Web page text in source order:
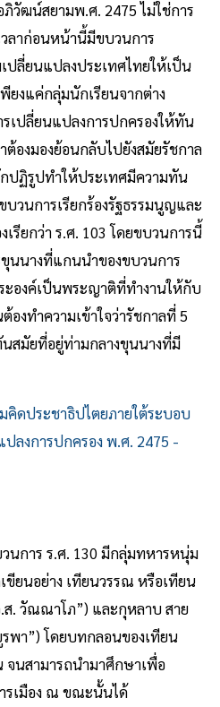
วัฒน์สยามพ.ศ. 2475 ไม่ใช่การ
ลาก่อนหน้านี้มีขบวนการ
ปลี่ยนแปลงประเทศไทยให้เป็น
ยงแค่กลุ่มนักเรียนจากต่าง
เปลี่ยนแปลงการปกครองให้ทัน
องมองย้อนกลับไปยังสมัยรัชกาล
ปฏิรูปทำให้ประเทศมีความทัน
วนการเรียกร้องรัฐธรรมนูญและ
รียกว่า ร.ศ. 103 โดยขบวนการนี้
นนางที่แกนนำของขบวนการ
ะองค์เป็นพระญาติที่ทำงานให้กับ
งทำความเข้าใจว่ารัชกาลที่ 5
สมัยที่อยู่ท่ามกลางขุนนางที่มี
คิดประชาธิปไตยภายใต้ระบอบ
ลงการปกครอง พ.ศ. 2475 -
นการ ร.ศ. 130 มีกลุ่มทหารหนุ่ม
ยนอย่าง เทียนวรรณ หรือเทียน
. วัณณาโภ”) และกุหลาบ สาย
พา”) โดยบทกลอนของเทียน
จนสามารถนำมาศึกษาเพื่อ
รเมือง ณ ขณะนั้นได้